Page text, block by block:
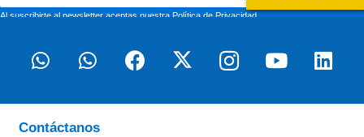
Al suscribirte al newsletter aceptas nuestraPolítica de Privacidad
Contáctanos